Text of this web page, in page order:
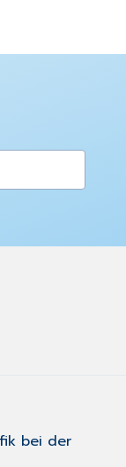
bei der